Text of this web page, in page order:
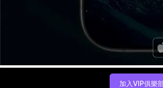
加入VIP俱樂